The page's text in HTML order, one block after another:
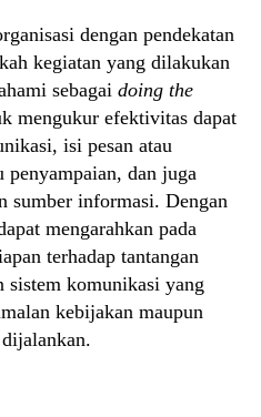
dengan pendekatan
kegiatan yang dilakukan
sebagai doing the
mengukur efektivitas dapat
isi pesan atau
dan juga
sumber informasi. Dengan
mengarahkan pada
terhadap tantangan
sistem komunikasi yang
kebijakan maupun